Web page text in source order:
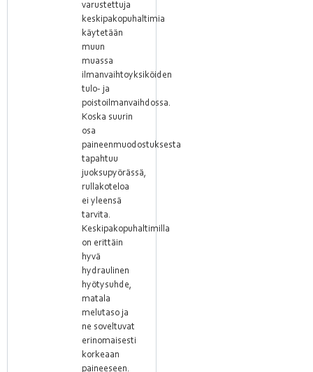
varustettuja
keskipakopuhaltimia
käytetään
muun
muassa
ilmanvaihtoyksiköiden
tulo- ja
poistoilmanvaihdossa.
Koska suurin
osa
paineenmuodostuksesta
tapahtuu
juoksupyörässä,
rullakoteloa
ei yleensä
tarvita.
Keskipakopuhaltimilla
on erittäin
hyvä
hydraulinen
hyötysuhde,
matala
melutaso ja
ne soveltuvat
erinomaisesti
korkeaan
paineeseen.